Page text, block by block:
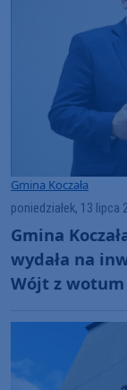
Gmina Koczała
poniedziałek, 13 lipca
Gmina
wydała na
Wójt z